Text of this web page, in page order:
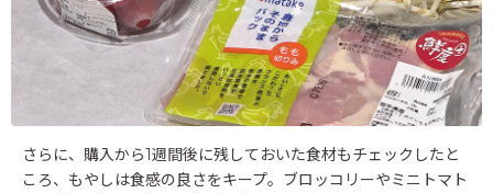
さらに、購入から1週間後に残しておいた食材もチェックしたと
ころ、もやしは食感の良さをキープ。ブロッコリーやミニトマト